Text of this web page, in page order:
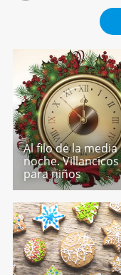
Al filo de la media
noche. Villancicos
para niños